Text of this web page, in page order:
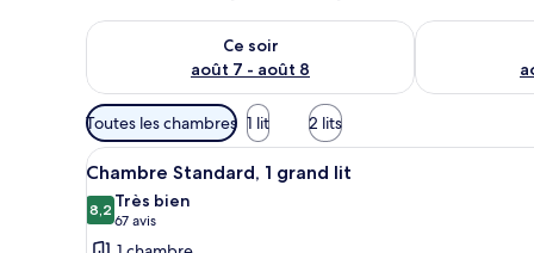
Ce soir
août 7 - août 8
Vérifier la disponibilité pour ce soir août 7 - août 8
Vérifier la
Filtres
disponibles
pour
les
chambres
Toutes les chambres 1 lit 2 lits
Afficher
toutes
les
photos
Chambre Standard, 1 grand
22
Chambre Standard, 1 grand lit
8,28,2 sur 10
Très bien
67 avis
(67 avis)